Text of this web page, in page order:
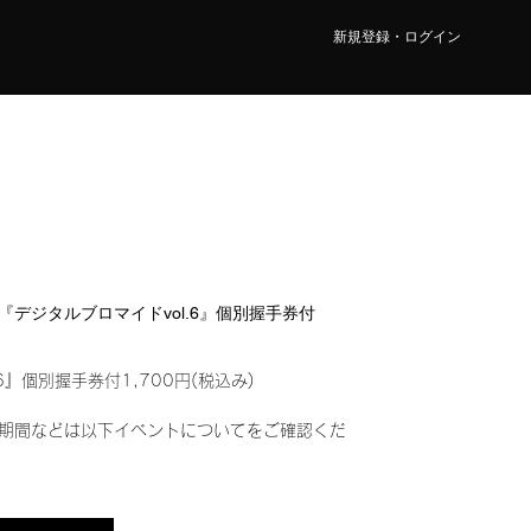
新規登録・ログイン
デジタルブロマイドvol.6』個別握手券付
』個別握手券付1,700円(税込み)
間などは以下イベントについてをご確認くだ